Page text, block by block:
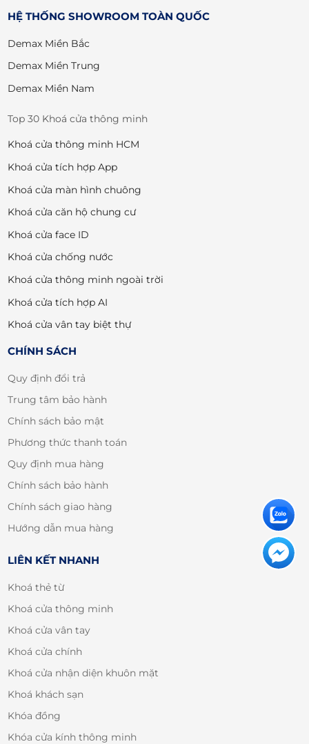
HỆ THỐNG SHOWROOM TOÀN QUỐC
Demax Miền Bắc
Demax Miền Trung
Demax Miền Nam
Top 30 Khoá cửa thông minh
Khoá cửa thông minh HCM
Khoá cửa tích hợp App
Khoá cửa màn hình chuông
Khoá cửa căn hộ chung cư
Khoá cửa face ID
Khoá cửa chống nước
Khoá cửa thông minh ngoài trời
Khoá cửa tích hợp AI
Khoá cửa vân tay biệt thự
CHÍNH SÁCH
Quy định đổi trả
Trung tâm bảo hành
Chính sách bảo mật
Phương thức thanh toán
Quy định mua hàng
Chính sách bảo hành
Chính sách giao hàng
Hướng dẫn mua hàng
LIÊN KẾT NHANH
Khoá thẻ từ
Khoá cửa thông minh
Khoá cửa vân tay
Khoá cửa chính
Khoá cửa nhận diện khuôn mặt
Khoá khách sạn
Khóa đồng
Khóa cửa kính thông minh